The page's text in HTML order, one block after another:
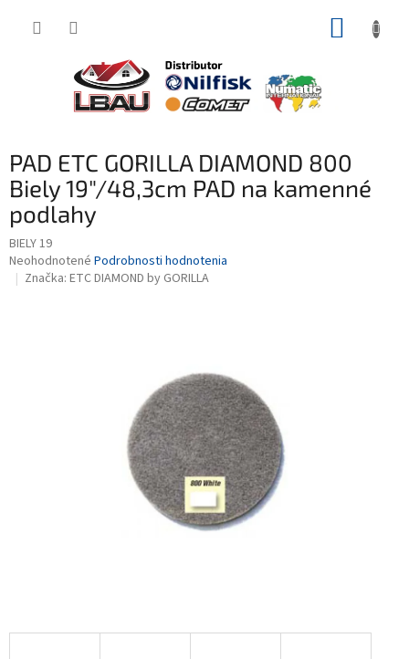
PAD ETC GORILLA DIAMOND 800
Biely 19"/48,3cm PAD na kamenné
podlahy
BIELY 19
Priemerné
hodnotenie
Neohodnotené Podrobnosti hodnotenia
Značka: ETC DIAMOND by GORILLA